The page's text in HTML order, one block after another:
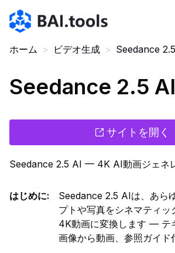
Bai.tools
ホーム > ビデオ生成 > Seedance
Seedance 2.5 AI
サイトを開く
Seedance 2.5 AI — 4K AI動画ジェネ
はじめに:
Seedance 2.5 AIは、あら
プトや写真をシネマティッ
4K動画に変換します — テ
画像から動画、参照ガイド